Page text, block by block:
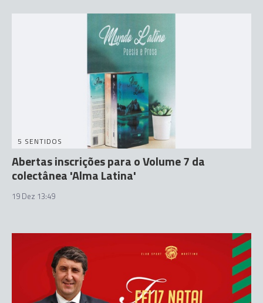
5 SENTIDOS
Abertas inscrições para o Volume 7 da
colectânea 'Alma Latina'
19 Dez 13:49